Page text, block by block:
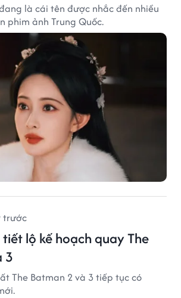
là cái tên được nhắc đến nhiều
phim ảnh Trung Quốc.
trước
lộ kế hoạch quay The
3
The Batman 2 và 3 tiếp tục có